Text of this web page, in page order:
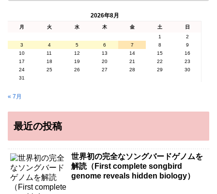
2026年8月
月 火 水 木 金 土
日
1
2
3
4 5 6 7 8
9
10
11 12 13 14 15
16
17
18 19 20 21 22
23
24
25 26 27 28 29
30
31
« 7月
最近の投稿
世界初の完全なソングバードゲノムを
解読（First complete songbird
genome reveals hidden biology）